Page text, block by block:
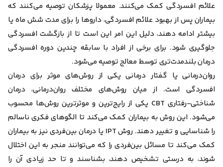
علائم افسردگی کمک می‌کنند. معمولا پزشکان توصیه می‌کنند که
بیماران پس از بهبود علائم افسردگی، داروها را برای مدت شش ماه یا
بیشتر ادامه دهند، دلیل این امر این است تا از بازگشت افسردگی
جلوگیری شود. برای برخی از افراد با سابقه چندین دوره افسردگی
درمان بلندمدت‌تری توسط معالج توصیه می‌شود.
روان‌درمانی یا گفتار درمانی یکی از روش‌های موثر برای درمان
افسردگی است. از میان روش‌های مختلف روان‌درمانی، درمان
شناختی-رفتاری CBT یکی از رایج‌ترین و موثرترین روش‌ها محسوب
می‌شود. این روش به بیماران کمک می‌کند تا الگوهای فکری ناسالم
را شناسایی و تغییر دهند. روش IPT یا درمان بین‌فردی نیز به بیماران
کمک می‌کند تا مسائل بین‌فردی را که می‌توانند منجر به این اختلال
شوند، به درستی تشخیص دهند، بشناسند و تا حد زیادی آن را